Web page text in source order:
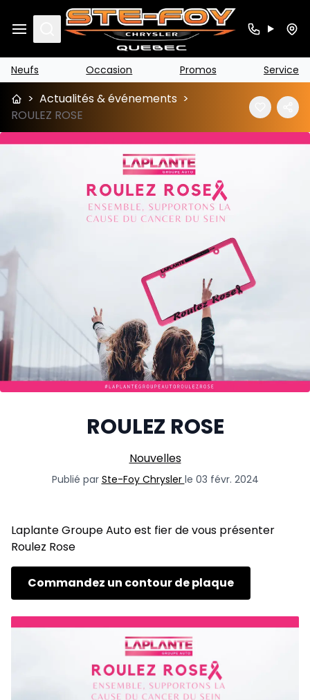
Search
Neufs Occasion Promos Service
> Actualités & événements >
ROULEZ ROSE
ROULEZ ROSE
Nouvelles
Publié par Ste-Foy Chrysler le 03 févr. 2024
Laplante Groupe Auto est fier de vous présenter
Roulez Rose
Commandez un contour de plaque